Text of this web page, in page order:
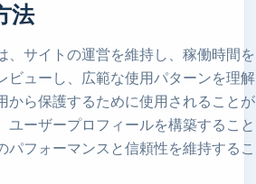
法
、サイトの運営を維持し、稼働時間を
ビューし、広範な使用パターンを理解
から保護するために使用されることが
ユーザープロフィールを構築すること
パフォーマンスと信頼性を維持するこ